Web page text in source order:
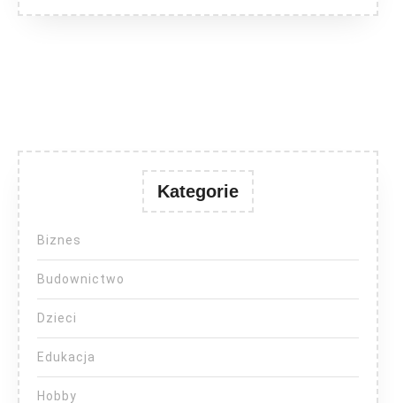
Kategorie
Biznes
Budownictwo
Dzieci
Edukacja
Hobby